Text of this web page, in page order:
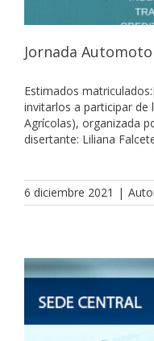
Jornada
Estimados
invitarlos a participar de
Agrícolas), organizada
disertante: Liliana
6 diciembre 2021 |